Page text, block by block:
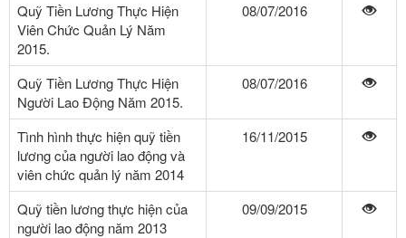
Quỹ Tiền Lương Thực Hiện
Viên Chức Quản Lý Năm
2015.
08/07/2016
Quỹ Tiền Lương Thực Hiện
Người Lao Động Năm 2015.
08/07/2016
Tình hình thực hiện quỹ tiền
lương của người lao động và
viên chức quản lý năm 2014
16/11/2015
Quỹ tiền lương thực hiện của
người lao động năm 2013
09/09/2015